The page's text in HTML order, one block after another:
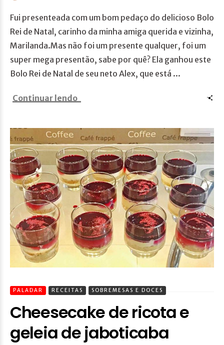
Fui presenteada com um bom pedaço do delicioso Bolo
Rei de Natal, carinho da minha amiga querida e vizinha,
Marilanda.Mas não foi um presente qualquer, foi um
super mega presentão, sabe por quê? Ela ganhou este
Bolo Rei de Natal de seu neto Alex, que está ...
Continuar lendo
PALADAR RECEITAS SOBREMESAS E DOCES
Cheesecake de ricota e
geleia de jaboticaba